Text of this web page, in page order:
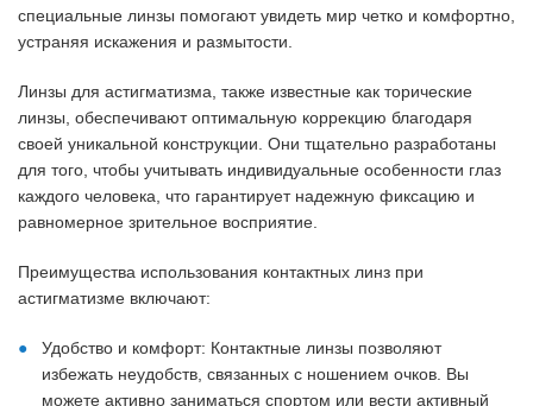
специальные линзы помогают увидеть мир четко и комфортно,
устраняя искажения и размытости.
Линзы для астигматизма, также известные как торические
линзы, обеспечивают оптимальную коррекцию благодаря
своей уникальной конструкции. Они тщательно разработаны
для того, чтобы учитывать индивидуальные особенности глаз
каждого человека, что гарантирует надежную фиксацию и
равномерное зрительное восприятие.
Преимущества использования контактных линз при
астигматизме включают:
Удобство и комфорт: Контактные линзы позволяют
избежать неудобств, связанных с ношением очков. Вы
можете активно заниматься спортом или вести активный